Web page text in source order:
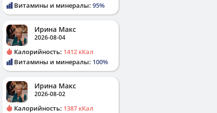
Витамины и минералы: 95%
Ирина Макс
2026-08-04
Калорийность: 1412 кКал
Витамины и минералы: 100%
Ирина Макс
2026-08-02
Калорийность: 1387 кКал